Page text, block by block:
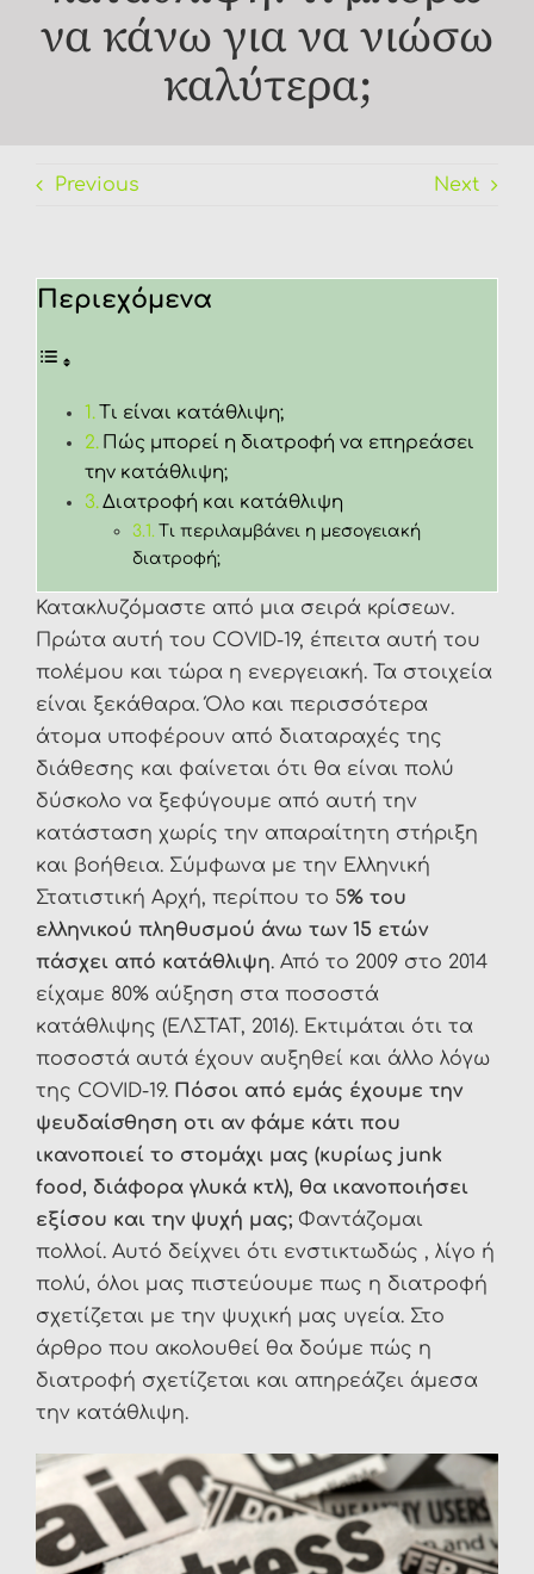
FAQ
να κάνω για να νιώσω
καλύτερα;
Previous Next
Περιεχόμενα
Τι είναι κατάθλιψη;
Πώς μπορεί η διατροφή να επηρεάσει
την κατάθλιψη;
Διατροφή και κατάθλιψη
Τι περιλαμβάνει η μεσογειακή
διατροφή;
Κατακλυζόμαστε από μια σειρά κρίσεων.
Πρώτα αυτή του COVID-19, έπειτα αυτή του
πολέμου και τώρα η ενεργειακή. Τα στοιχεία
είναι ξεκάθαρα. Όλο και περισσότερα
άτομα υποφέρουν από διαταραχές της
διάθεσης και φαίνεται ότι θα είναι πολύ
δύσκολο να ξεφύγουμε από αυτή την
κατάσταση χωρίς την απαραίτητη στήριξη
και βοήθεια. Σύμφωνα με την Ελληνική
Στατιστική Αρχή, περίπου το 5% του
ελληνικού πληθυσμού άνω των 15 ετών
πάσχει από κατάθλιψη. Από το 2009 στο 2014
είχαμε 80% αύξηση στα ποσοστά
κατάθλιψης (ΕΛΣΤΑΤ, 2016). Εκτιμάται ότι τα
ποσοστά αυτά έχουν αυξηθεί και άλλο λόγω
της COVID-19. Πόσοι από εμάς έχουμε την
ψευδαίσθηση οτι αν φάμε κάτι που
ικανοποιεί το στομάχι μας (κυρίως junk
food, διάφορα γλυκά κτλ), θα ικανοποιήσει
εξίσου και την ψυχή μας; Φαντάζομαι
πολλοί. Αυτό δείχνει ότι ενστικτωδώς , λίγο ή
πολύ, όλοι μας πιστεύουμε πως η διατροφή
σχετίζεται με την ψυχική μας υγεία. Στο
άρθρο που ακολουθεί θα δούμε πώς η
διατροφή σχετίζεται και απηρεάζει άμεσα
την κατάθλιψη.